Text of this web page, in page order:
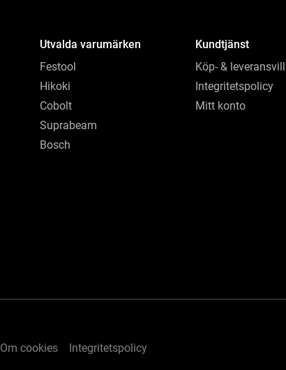
Utvalda varumärken
Festool
Hikoki
Cobolt
Suprabeam
Bosch
Kundtjänst
Köp- &
Integritetspolicy
Mitt konto
Om cookies Integritetspolicy